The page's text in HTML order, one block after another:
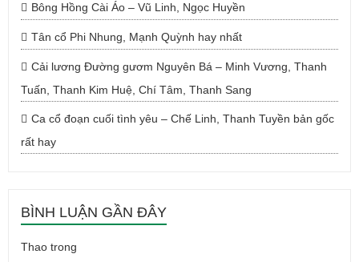
Bông Hồng Cài Áo – Vũ Linh, Ngọc Huyền
Tân cổ Phi Nhung, Mạnh Quỳnh hay nhất
Cải lương Đường gươm Nguyên Bá – Minh Vương, Thanh
Tuấn, Thanh Kim Huệ, Chí Tâm, Thanh Sang
Ca cổ đoạn cuối tình yêu – Chế Linh, Thanh Tuyền bản gốc
rất hay
BÌNH LUẬN GẦN ĐÂY
Thao trong